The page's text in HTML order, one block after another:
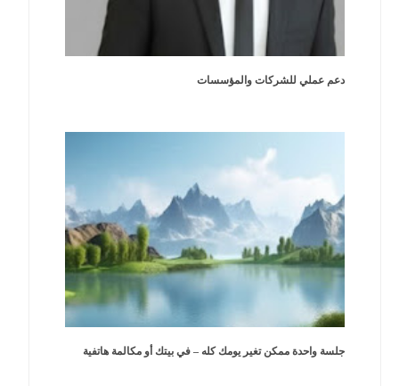
دعم عملي للشركات والمؤسسات
جلسة واحدة ممكن تغير يومك كله – في بيتك أو مكالمة هاتفية